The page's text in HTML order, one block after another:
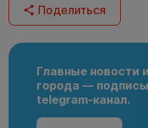
Поделиться
Главные новости
города —
telegram-канал.